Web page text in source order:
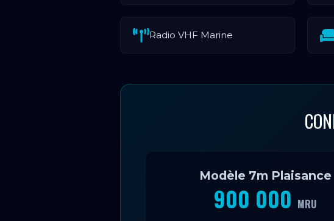
Radio VHF Marine
Modèle 7m Plaisance
900 000 MRU